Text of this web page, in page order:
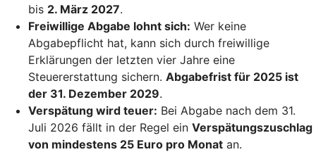
bis 2. März 2027.
Freiwillige Abgabe lohnt sich: Wer keine
Abgabepflicht hat, kann sich durch freiwillige
Erklärungen der letzten vier Jahre eine
Steuererstattung sichern. Abgabefrist für 2025 ist
der 31. Dezember 2029.
Verspätung wird teuer: Bei Abgabe nach dem 31.
Juli 2026 fällt in der Regel ein Verspätungszuschlag
von mindestens 25 Euro pro Monat an.